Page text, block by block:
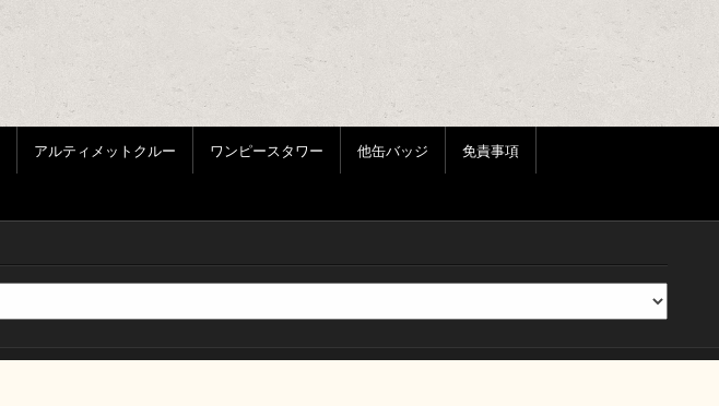
アルティメットクルー ワンピースタワー 他缶バッジ 免責事項